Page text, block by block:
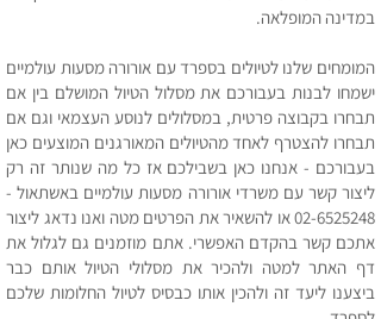
במדינה המופלאה.
המומחים שלנו לטיולים בספרד עם אורורה מסעות עולמיים
ישמחו לבנות בעבורכם את מסלול הטיול המושלם בין אם
תבחרו בקבוצה פרטית, במסלולים לנוסע העצמאי וגם אם
תבחרו להצטרף לאחד מהטיולים המאורגנים המוצעים כאן
בעבורכם - אנחנו כאן בשבילכם אז כל מה שנותר זה רק
ליצור קשר עם משרדי אורורה מסעות עולמיים באשתאול -
02-6525248או להשאיר את הפרטים מטה ואנו נדאג ליצור
אתכם קשר בהקדם האפשרי. אתם מוזמנים גם לגלול את
דף האתר למטה ולהכיר את מסלולי הטיול אותם כבר
ביצענו ליעד זה ולהכין אותו כבסיס לטיול החלומות שלכם